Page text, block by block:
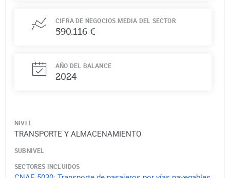
CIFRA DE NEGOCIOS MEDIA DEL SECTOR
590.116 €
AÑO DEL BALANCE
2024
NIVEL
TRANSPORTE Y ALMACENAMIENTO
SUBNIVEL
SECTORES INCLUIDOS